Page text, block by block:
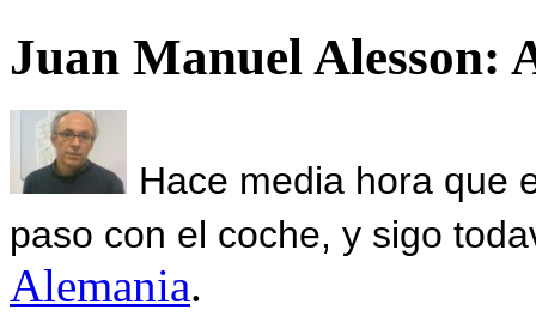
Juan Manuel Alesson:
Hace media hora que
paso con el coche, y sigo
Alemania.